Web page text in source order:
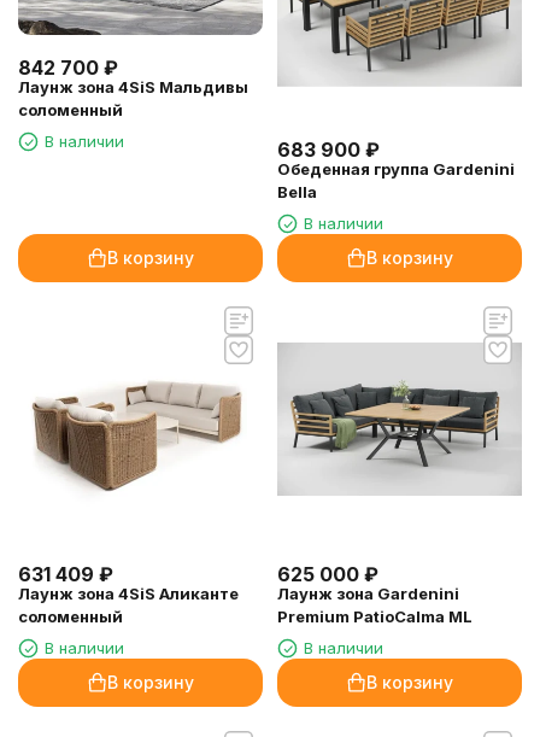
842 700 ₽
Лаунж зона 4SiS Мальдивы
соломенный
В наличии
В корзину
683 900 ₽
Обеденная группа Gardenini
Bella
В наличии
В корзину
631 409 ₽
Лаунж зона 4SiS Аликанте
соломенный
В наличии
В корзину
625 000 ₽
Лаунж зона Gardenini
Premium PatioCalma ML
В наличии
В корзину